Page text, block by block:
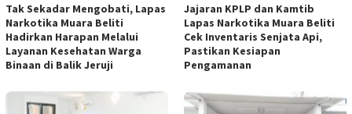
Tak Sekadar Mengobati, Lapas
Narkotika Muara Beliti
Hadirkan Harapan Melalui
Layanan Kesehatan Warga
Binaan di Balik Jeruji
Jajaran KPLP dan Kamtib
Lapas Narkotika Muara Beliti
Cek Inventaris Senjata Api,
Pastikan Kesiapan
Pengamanan